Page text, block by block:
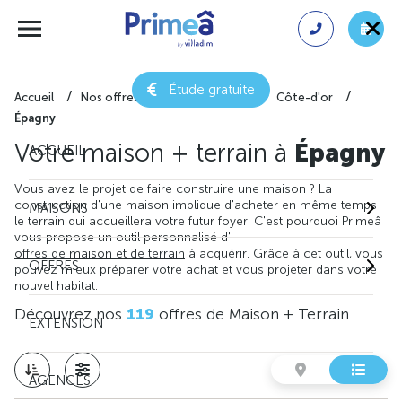
Étude gratuite
ACCUEIL
MAISONS
OFFRES
EXTENSION
AGENCES
Accueil Nos offres de maison + terrain
Côte-d'or
Épagny
Votre maison + terrain à Épagny
Vous avez le projet de faire construire une maison ? La
construction d'une maison implique d'acheter en même temps
le terrain qui accueillera votre futur foyer. C'est pourquoi Primeâ
vous propose un outil personnalisé d'
offres de maison et de terrain à acquérir. Grâce à cet outil, vous
pouvez mieux préparer votre achat et vous projeter dans votre
nouvel habitat.
Découvrez nos 119 offres de Maison + Terrain